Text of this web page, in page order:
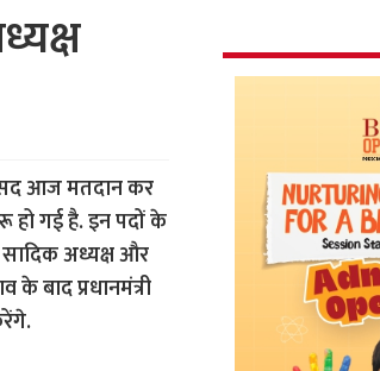
आज मतदान कर
हो गई है. इन पदों के
सादिक अध्यक्ष और
बाद प्रधानमंत्री